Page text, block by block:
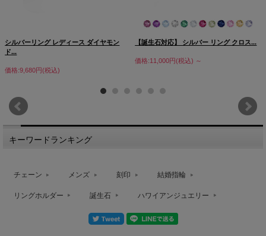
シルバーリング レディース ダイヤモン
ド...
価格:9,680円(税込)
【誕生石対応】 シルバー リング クロス...
価格:11,000円(税込) ～
キーワードランキング
チェーン メンズ 刻印 結婚指輪
リングホルダー 誕生石 ハワイアンジュエリー